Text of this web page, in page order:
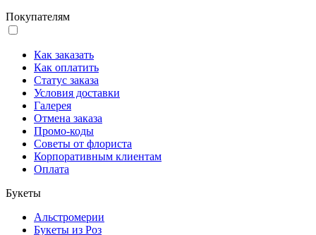
Покупателям
Как заказать
Как оплатить
Статус заказа
Условия доставки
Галерея
Отмена заказа
Промо-коды
Советы от флориста
Корпоративным клиентам
Оплата
Букеты
Альстромерии
Букеты из Роз